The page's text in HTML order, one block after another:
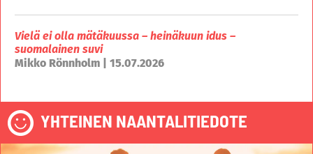
Vielä ei olla mätäkuussa – heinäkuun idus –
suomalainen suvi
Mikko Rönnholm | 15.07.2026
YHTEINEN NAANTALITIEDOTE